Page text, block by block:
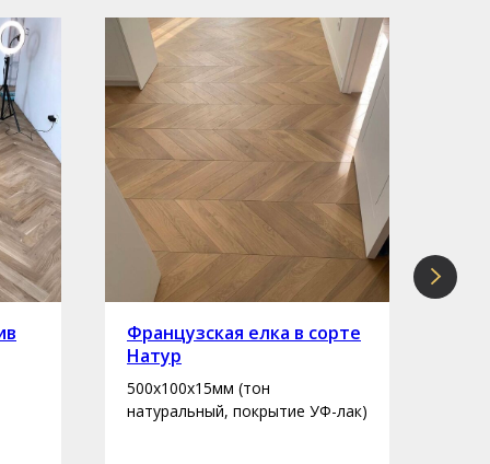
Французская елка в сорте
Натур
500х100х15мм (тон
натуральный, покрытие УФ-лак)